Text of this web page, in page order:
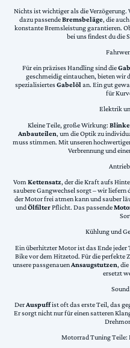
Nichts ist wichtiger als die
dazu passendeBremsbeläge, die
konstante Bremsleistung garantieren.
bei uns findest du die
Für ein präzises Handling sind die
geschmeidig eintauchen, bieten wir
spezialisiertesGabelölan. Ein gut
für
Elektrik
Kleine Teile, große Wirkung:
Anbauteilen, um die Optik zu
muss stimmen. Mit unseren
Verbrennung und
VomKettensatz, der die Kraft aufs
saubere Gangwechsel sorgt – wir
der Motor frei atmen kann und sauber
undÖlfilterPflicht. Das passende
Kühlung und
Ein überhitzter Motor ist das Ende jeder
Bike vor dem Hitzetod. Für die
unsere passgenauenAnsaugstutzen,
ersetzt
DerAuspuffist oft das erste Teil, das
Er sorgt nicht nur für einen satteren
Motorrad Tuning Teile: